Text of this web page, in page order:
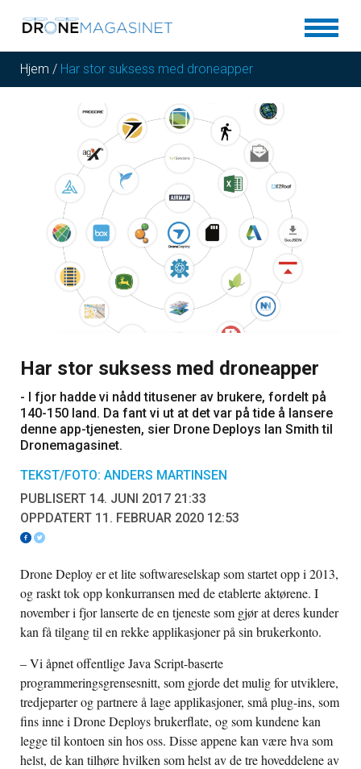
Hjem / Har stor suksess med droneapper
Har stor suksess med droneapper
- I fjor hadde vi nådd titusener av brukere, fordelt på
140-150 land. Da fant vi ut at det var på tide å lansere
denne app-tjenesten, sier Drone Deploys Ian Smith til
Dronemagasinet.
TEKST/FOTO: ANDERS MARTINSEN
PUBLISERT 14. JUNI 2017 21:33
OPPDATERT 11. FEBRUAR 2020 12:53
Drone Deploy er et lite softwareselskap som startet opp i 2013,
og raskt tok opp konkurransen med de etablerte aktørene. I
november i fjor lanserte de en tjeneste som gjør at deres kunder
kan få tilgang til en rekke applikasjoner på sin brukerkonto.
– Vi åpnet offentlige Java Script-baserte
programmeringsgrensesnitt, som gjorde det mulig for utviklere,
tredjeparter og partnere å lage applikasjoner, små plug-ins, som
fins inne i Drone Deploys brukerflate, og som kundene kan
legge til kontoen sin hos oss. Disse appene kan være hva som
helst, de kan tilhøre hvilken som helst av de tre hoveddelene av